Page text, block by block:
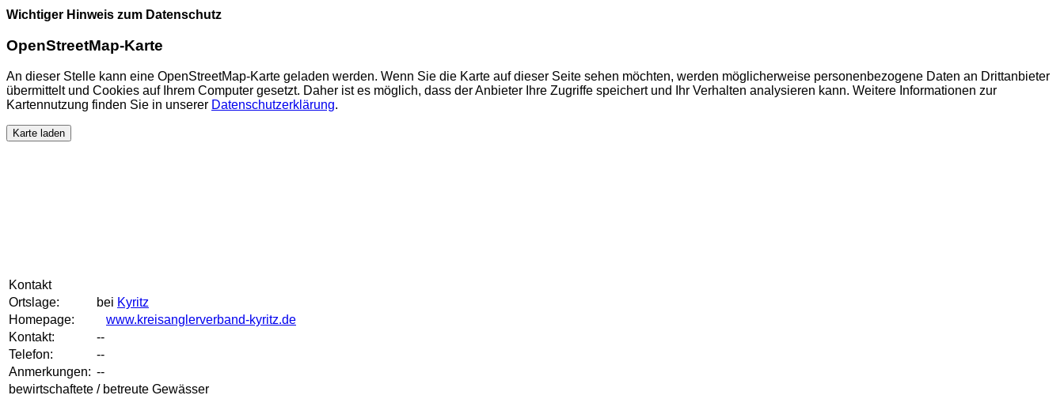
Wichtiger Hinweis zum Datenschutz
OpenStreetMap-Karte
An dieser Stelle kann eine OpenStreetMap-Karte geladen werden. Wenn Sie die Karte auf dieser Seite sehen möchten, werden möglicherweise personenbezogene Daten an Drittanbieter
übermittelt und Cookies auf Ihrem Computer gesetzt. Daher ist es möglich, dass der Anbieter Ihre Zugriffe speichert und Ihr Verhalten analysieren kann. Weitere Informationen zur
Kartennutzung finden Sie in unserer Datenschutzerklärung.
Karte laden
Kontakt
Ortslage:
bei Kyritz
Homepage:
www.kreisanglerverband-kyritz.de
Kontakt:
--
Telefon:
--
Anmerkungen: --
bewirtschaftete / betreute Gewässer